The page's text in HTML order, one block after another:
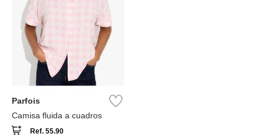
Parfois
Camisa fluida a cuadros
Ref. 55.90